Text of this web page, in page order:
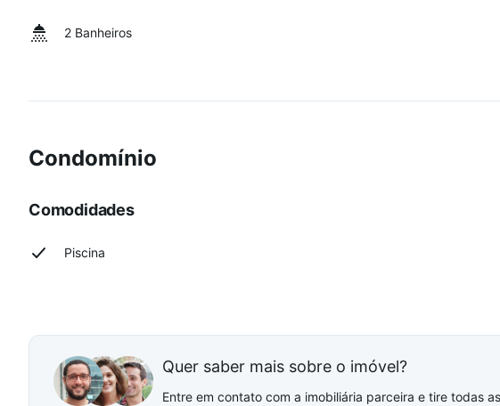
2 Banheiros
Condomínio
Comodidades
Piscina
Quer saber mais sobre o imóvel?
Entre em contato com a imobiliária parceira e tire todas